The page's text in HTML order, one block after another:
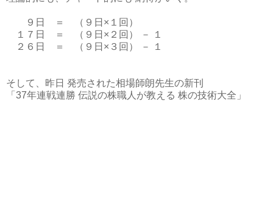
９日 ＝ （９日×１回）
１７日 ＝ （９日×２回） － １
２６日 ＝ （９日×３回） － １
そして、昨日 発売された相場師朗先生の新刊
「37年連戦連勝 伝説の株職人が教える 株の技術大全」